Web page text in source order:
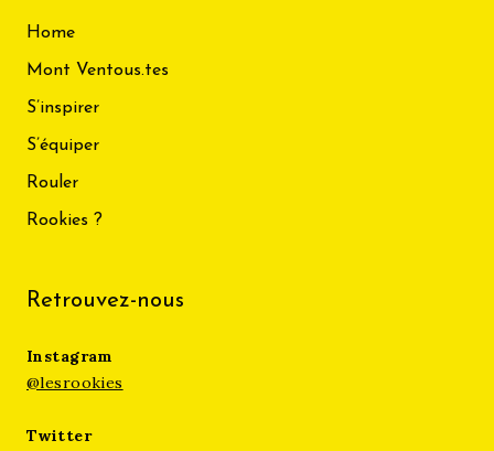
Home
Mont Ventous.tes
S’inspirer
S’équiper
Rouler
Rookies ?
Retrouvez-nous
Instagram
@lesrookies
Twitter